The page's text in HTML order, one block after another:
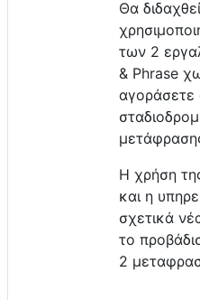
Θα
των 2
& Phrase
αγοράσετε
Η χρήση
και η
σχετικά
το
2